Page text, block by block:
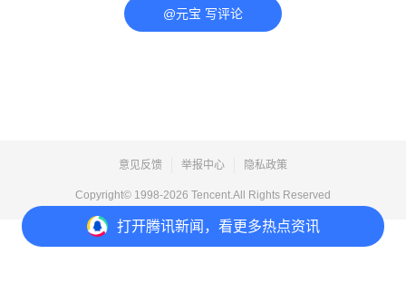
打开腾讯新闻，看更多热点资讯
@元宝 写评论
意见反馈 举报中心 隐私政策
Copyright© 1998-2026 Tencent.All Rights Reserved